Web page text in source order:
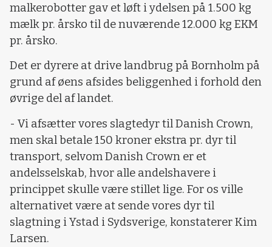
malkerobotter gav et løft i ydelsen på 1.500 kg
mælk pr. årsko til de nuværende 12.000 kg EKM
pr. årsko.
Det er dyrere at drive landbrug på Bornholm på
grund af øens afsides beliggenhed i forhold den
øvrige del af landet.
- Vi afsætter vores slagtedyr til Danish Crown,
men skal betale 150 kroner ekstra pr. dyr til
transport, selvom Danish Crown er et
andelsselskab, hvor alle andelshavere i
princippet skulle være stillet lige. For os ville
alternativet være at sende vores dyr til
slagtning i Ystad i Sydsverige, konstaterer Kim
Larsen.